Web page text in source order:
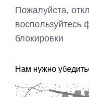
Пожалуйста,
блокировки
Нам нужно